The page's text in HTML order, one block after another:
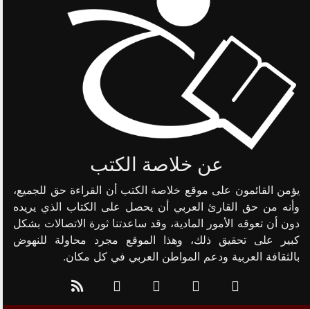
عن خلاصة الكتب
يؤمن القائمون على موقع خلاصة الكتب أن القراءة حق للجميع،
وأنه من حق القارئ العربي أن يحصل على الكتاب الذي يريده
دون أن تعوقه الأمور المادية، وقد ساعدتنا ثورة الاتصالات بشكل
كبير على تحقيق ذلك، وهذا الموقع مجرد محاولة للنهوض
بالثقافة العربية ودعم المواطن العربي في كل مكان.